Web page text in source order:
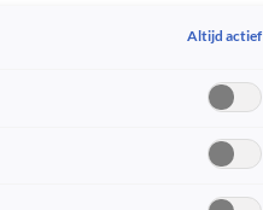
Altijd actief